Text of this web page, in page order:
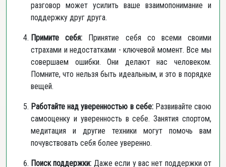
разговор может усилить ваше взаимопонимание и
поддержку друг друга.
Примите себя: Принятие себя со всеми своими
страхами и недостатками - ключевой момент. Все мы
совершаем ошибки. Они делают нас человеком.
Помните, что нельзя быть идеальным, и это в порядке
вещей.
Работайте над уверенностью в себе:Развивайте свою
самооценку и уверенность в себе. Занятия спортом,
медитация и другие техники могут помочь вам
почувствовать себя более уверенно.
Поиск поддержки: Даже если у вас нет поддержки от